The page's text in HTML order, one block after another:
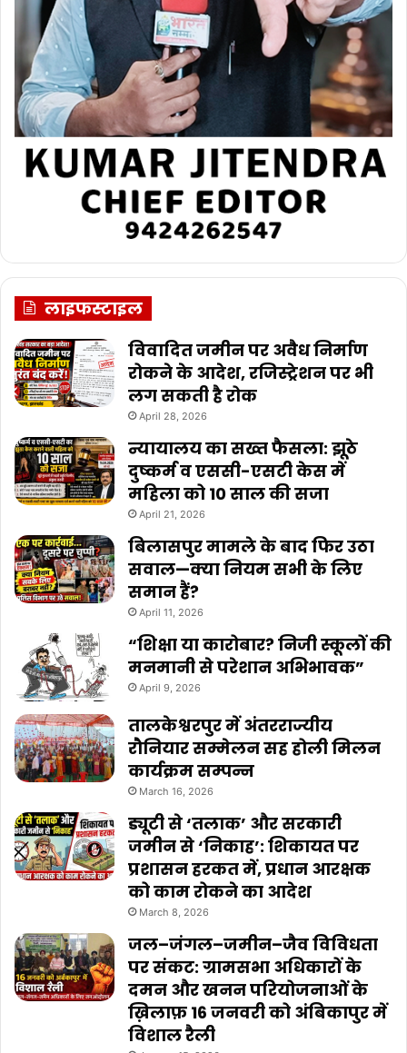
लाइफस्टाइल
विवादित जमीन पर अवैध निर्माण
रोकने के आदेश, रजिस्ट्रेशन पर भी
लग सकती है रोक
April 28, 2026
न्यायालय का सख्त फैसला: झूठे
दुष्कर्म व एससी-एसटी केस में
महिला को 10 साल की सजा
April 21, 2026
बिलासपुर मामले के बाद फिर उठा
सवाल—क्या नियम सभी के लिए
समान हैं?
April 11, 2026
“शिक्षा या कारोबार? निजी स्कूलों की
मनमानी से परेशान अभिभावक”
April 9, 2026
तालकेश्वरपुर में अंतरराज्यीय
रौनियार सम्मेलन सह होली मिलन
कार्यक्रम सम्पन्न
March 16, 2026
ड्यूटी से ‘तलाक’ और सरकारी
जमीन से ‘निकाह’: शिकायत पर
प्रशासन हरकत में, प्रधान आरक्षक
को काम रोकने का आदेश
March 8, 2026
जल–जंगल–जमीन–जैव विविधता
पर संकट: ग्रामसभा अधिकारों के
दमन और खनन परियोजनाओं के
ख़िलाफ़ 16 जनवरी को अंबिकापुर में
विशाल रैली